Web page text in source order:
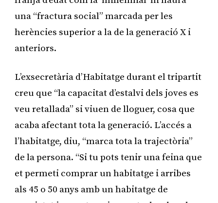
una “fractura social” marcada per les
herències superior a la de la generació X i
anteriors.
L’exsecretària d’Habitatge durant el tripartit
creu que “la capacitat d’estalvi dels joves es
veu retallada” si viuen de lloguer, cosa que
acaba afectant tota la generació. L’accés a
l’habitatge, diu, “marca tota la trajectòria”
de la persona. “Si tu pots tenir una feina que
et permeti comprar un habitatge i arribes
als 45 o 50 anys amb un habitatge de